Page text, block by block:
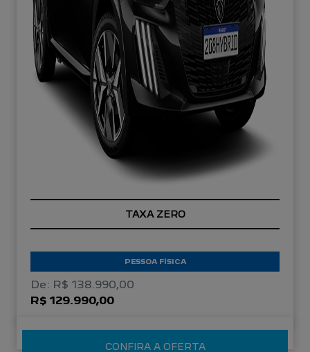
TAXA ZERO
PESSOA FÍSICA
De: R$ 138.990,00
R$ 129.990,00
CONFIRA A OFERTA